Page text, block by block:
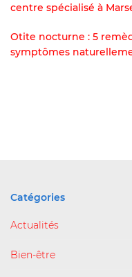
centre spécialisé à
Otite nocturne : 5
symptômes
Catégories
Actualités
Bien-être